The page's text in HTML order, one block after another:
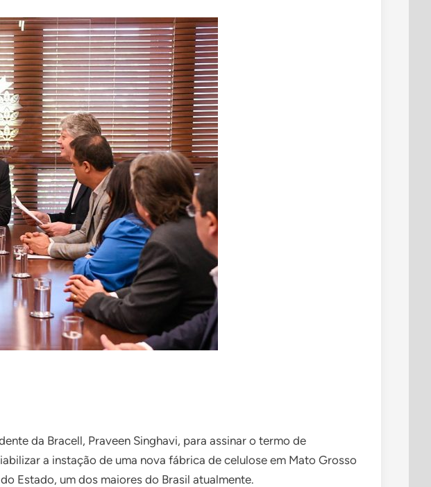
da Bracell, Praveen Singhavi, para assinar o termo de
a instação de uma nova fábrica de celulose em Mato Grosso
Estado, um dos maiores do Brasil atualmente.